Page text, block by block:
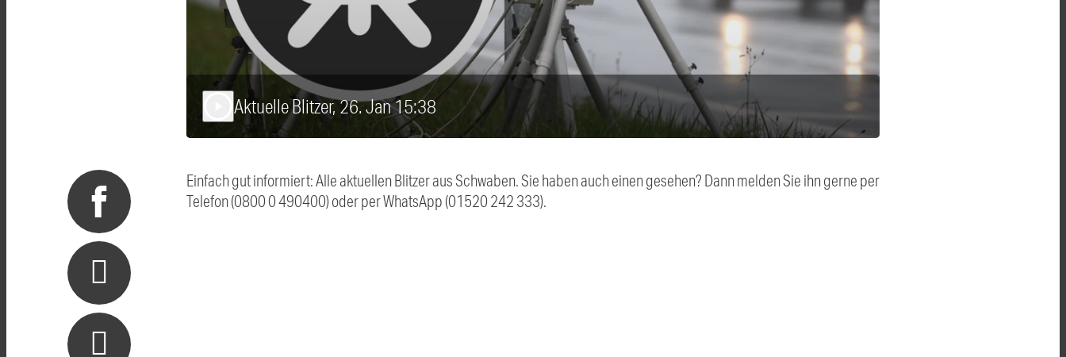
Aktuelle Blitzer, 26. Jan 15:38
Einfach gut informiert: Alle aktuellen Blitzer aus Schwaben. Sie haben auch einen gesehen? Dann melden Sie ihn gerne per
Telefon (0800 0 490400) oder per WhatsApp (01520 242 333).